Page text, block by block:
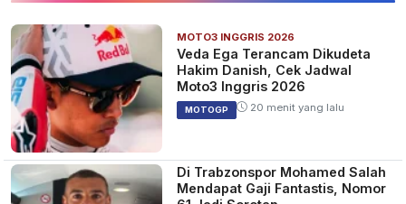
MOTO3 INGGRIS 2026
Veda Ega Terancam Dikudeta
Hakim Danish, Cek Jadwal
Moto3 Inggris 2026
MOTOGP 20 menit yang lalu
Di Trabzonspor Mohamed Salah
Mendapat Gaji Fantastis, Nomor